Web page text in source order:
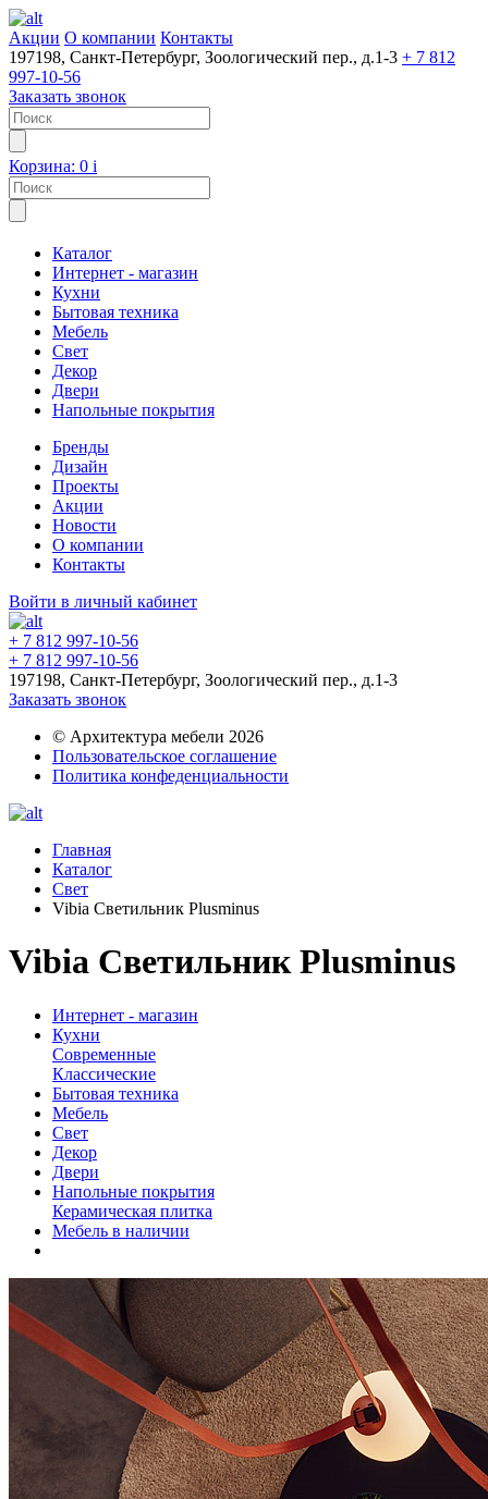
Акции О компании Контакты
197198, Санкт-Петербург, Зоологический пер., д.1-3 + 7 812
997-10-56
Заказать звонок
Корзина: 0 i
Каталог
Интернет - магазин
Кухни
Бытовая техника
Мебель
Свет
Декор
Двери
Напольные покрытия
Бренды
Дизайн
Проекты
Акции
Новости
О компании
Контакты
Войти в личный кабинет
+ 7 812 997-10-56
+ 7 812 997-10-56
197198, Санкт-Петербург, Зоологический пер., д.1-3
Заказать звонок
© Архитектура мебели 2026
Пользовательское соглашение
Политика конфеденциальности
Главная
Каталог
Свет
Vibia Светильник Plusminus
Vibia Светильник Plusminus
Интернет - магазин
Кухни
Современные
Классические
Бытовая техника
Мебель
Свет
Декор
Двери
Напольные покрытия
Керамическая плитка
Мебель в наличии